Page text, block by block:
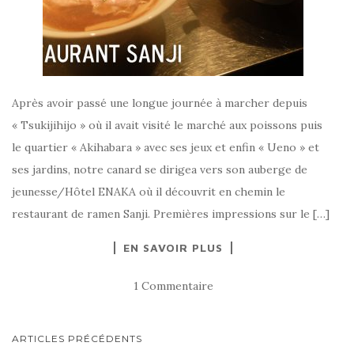
Après avoir passé une longue journée à marcher depuis
« Tsukijihijo » où il avait visité le marché aux poissons puis
le quartier « Akihabara » avec ses jeux et enfin « Ueno » et
ses jardins, notre canard se dirigea vers son auberge de
jeunesse/Hôtel ENAKA où il découvrit en chemin le
restaurant de ramen Sanji. Premières impressions sur le […]
EN SAVOIR PLUS
1 Commentaire
ARTICLES PRÉCÉDENTS